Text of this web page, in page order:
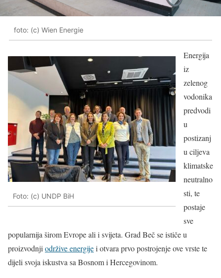
foto: (c) Wien Energie
Foto: (c) UNDP BiH
Energija
iz
zelenog
vodonika
predvodi
u
postizanj
u ciljeva
klimatske
neutralno
sti, te
postaje
sve
popularnija širom Evrope ali i svijeta. Grad Beč se ističe u
proizvodnjiodržive energijei otvara prvo postrojenje ove vrste te
dijeli svoja iskustva sa Bosnom i Hercegovinom.